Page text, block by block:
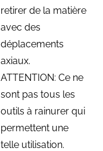
retirer de la matière
avec des
déplacements
axiaux.
ATTENTION: Ce ne
sont pas tous les
outils à rainurer qui
permettent une
telle utilisation.